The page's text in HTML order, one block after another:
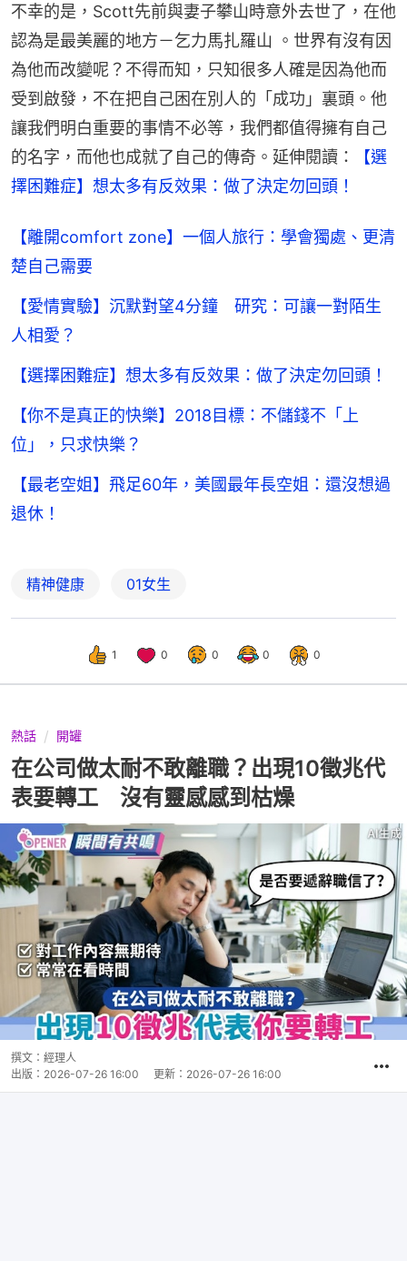
不幸的是，Scott先前與妻子攀山時意外去世了，在他
認為是最美麗的地方－乞力馬扎羅山 。世界有沒有因
為他而改變呢？不得而知，只知很多人確是因為他而
受到啟發，不在把自己困在別人的「成功」裏頭。他
讓我們明白重要的事情不必等，我們都值得擁有自己
的名字，而他也成就了自己的傳奇。延伸閱讀：
【選
擇困難症】想太多有反效果：做了決定勿回頭！
【離開comfort zone】一個人旅行：學會獨處、更清
楚自己需要
【愛情實驗】沉默對望4分鐘 研究：可讓一對陌生
人相愛？
【選擇困難症】想太多有反效果：做了決定勿回頭！
【你不是真正的快樂】2018目標：不儲錢不「上
位」，只求快樂？
【最老空姐】飛足60年，美國最年長空姐：還沒想過
退休！
精神健康 01女生
1 0 0 0 0
熱話 開罐
在公司做太耐不敢離職？出現10徵兆代
表要轉工 沒有靈感感到枯燥
撰文： 經理人
出版： 2026-07-26 16:00 更新： 2026-07-26 16:00